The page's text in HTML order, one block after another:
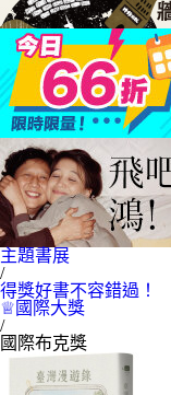
主題書展
/
得獎好書不容錯過！
♕國際大獎
/
國際布克獎